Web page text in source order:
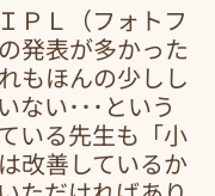
ＰＬ（フォトフ
発表が多かった
もほんの少しし
ない･･･という
いる先生も「小
改善しているか